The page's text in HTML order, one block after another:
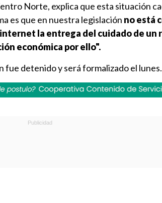
Norte, explica que esta situación
es que en nuestra legislación no está
la entrega del cuidado de un
económica por ello".
fue detenido y será formalizado el lunes.